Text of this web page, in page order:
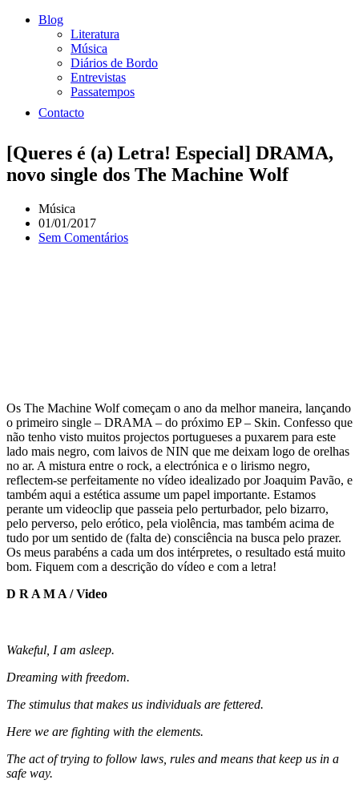
Blog
Literatura
Música
Diários de Bordo
Entrevistas
Passatempos
Contacto
[Queres é (a) Letra! Especial] DRAMA,
novo single dos The Machine Wolf
Música
01/01/2017
Sem Comentários
Os The Machine Wolf começam o ano da melhor maneira, lançando
o primeiro single – DRAMA – do próximo EP – Skin. Confesso que
não tenho visto muitos projectos portugueses a puxarem para este
lado mais negro, com laivos de NIN que me deixam logo de orelhas
no ar. A mistura entre o rock, a electrónica e o lirismo negro,
reflectem-se perfeitamente no vídeo idealizado por Joaquim Pavão, e
também aqui a estética assume um papel importante. Estamos
perante um videoclip que passeia pelo perturbador, pelo bizarro,
pelo perverso, pelo erótico, pela violência, mas também acima de
tudo por um sentido de (falta de) consciência na busca pelo prazer.
Os meus parabéns a cada um dos intérpretes, o resultado está muito
bom. Fiquem com a descrição do vídeo e com a letra!
D R A M A / Video
Wakeful, I am asleep.
Dreaming with freedom.
The stimulus that makes us individuals are fettered.
Here we are fighting with the elements.
The act of trying to follow laws, rules and means that keep us in a
safe way.